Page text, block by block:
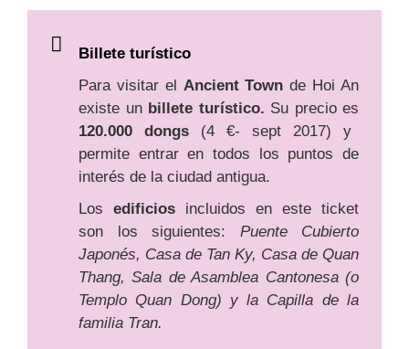
Billete turístico
Para visitar el Ancient Town de Hoi An
existe unbillete turístico. Su precio es
120.000 dongs (4 €- sept 2017) y
permite entrar en todos los puntos de
interés de la ciudad antigua.
Los edificios incluidos en este ticket
son los siguientes: Puente Cubierto
Japonés, Casa de Tan Ky, Casa de Quan
Thang, Sala de Asamblea Cantonesa (o
Templo Quan Dong) y la Capilla de la
familia Tran.